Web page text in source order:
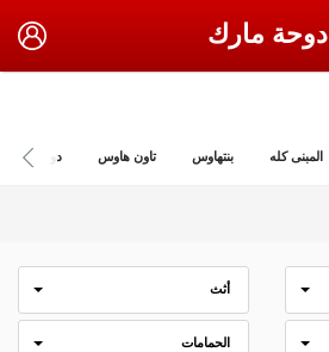
دوحة مارك
المبنى كله بنتهاوس تاون هاوس دوبلكس
أثث
الحمامات